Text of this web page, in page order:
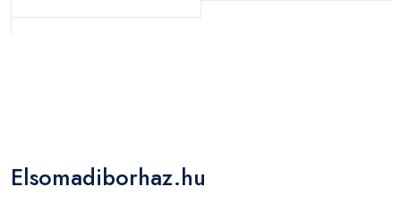
Elsomadiborhaz.hu